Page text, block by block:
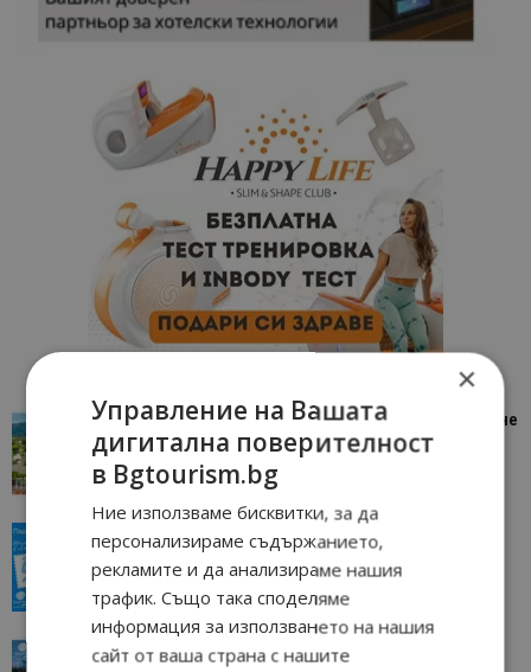
“Пощенска картичка от…”: Петрич – Изживяване
отвъд очакваното
Петрич 11/07/2026 11:22
всички времена
23/06/2026 10:00
×
Управление на Вашата
дигитална поверителност
в Bgtourism.bg
Ние използваме бисквитки, за да
персонализираме съдържанието,
рекламите и да анализираме нашия
трафик. Също така споделяме
информация за използването на нашия
сайт от ваша страна с нашите